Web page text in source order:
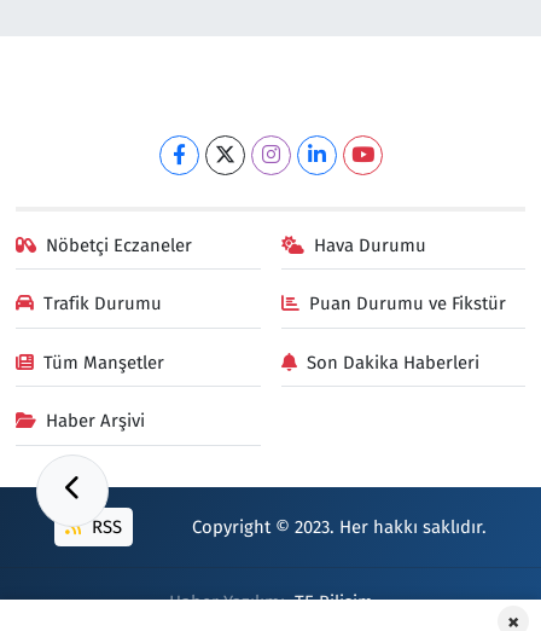
×
Nöbetçi Eczaneler Hava Durumu
Trafik Durumu Puan Durumu ve Fikstür
Tüm Manşetler Son Dakika Haberleri
Haber Arşivi
RSS Copyright © 2023. Her hakkı saklıdır.
Haber Yazılımı:TE Bilişim